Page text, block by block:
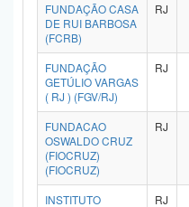
FUNDAÇÃO CASA
DE RUI BARBOSA
(FCRB)
RJ
FUNDAÇÃO
GETÚLIO VARGAS
( RJ ) (FGV/RJ)
RJ
FUNDACAO
OSWALDO CRUZ
(FIOCRUZ)
(FIOCRUZ)
RJ
INSTITUTO
RJ